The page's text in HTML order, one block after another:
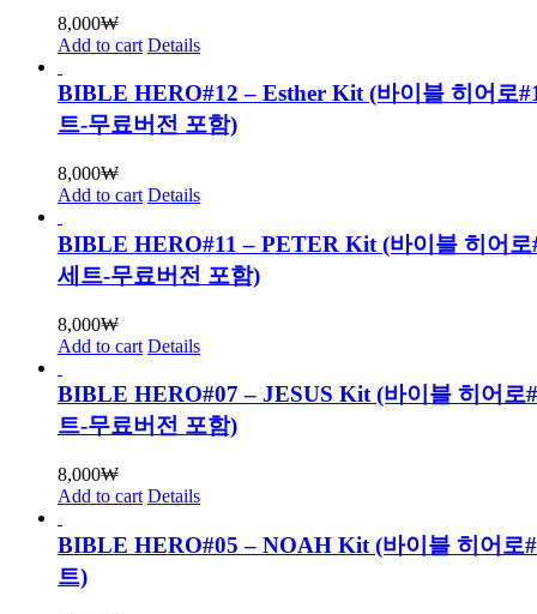
8,000₩
Add to cart Details
BIBLE HERO#12 – Esther Kit (바이블 히어로
트-무료버전 포함)
8,000₩
Add to cart Details
BIBLE HERO#11 – PETER Kit (바이블 히어로
세트-무료버전 포함)
8,000₩
Add to cart Details
BIBLE HERO#07 – JESUS Kit (바이블 히어로
트-무료버전 포함)
8,000₩
Add to cart Details
BIBLE HERO#05 – NOAH Kit (바이블 히어로
트)